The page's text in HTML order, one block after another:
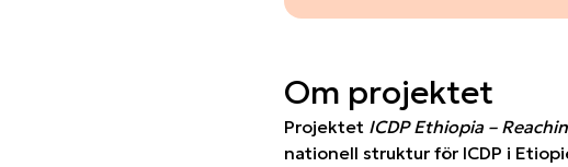
Om projektet
Projektet ICDP Ethiopia –
nationell struktur för ICDP i